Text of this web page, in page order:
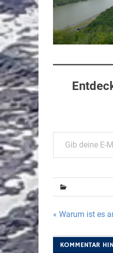
Gib deine E-Mail-Adresse ein ...
« Warum ist es
KOMMENTAR